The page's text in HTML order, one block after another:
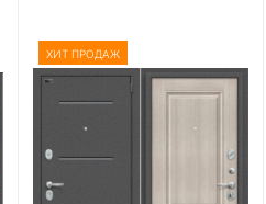
ХИТ ПРОДАЖ